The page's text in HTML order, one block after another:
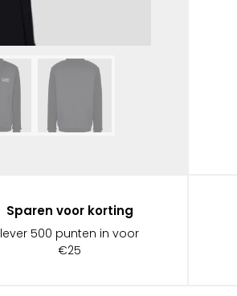
Sparen voor korting
lever 500 punten in voor
€25